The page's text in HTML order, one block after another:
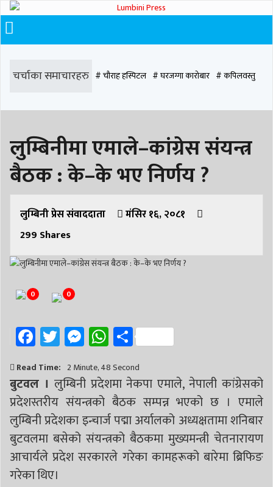
चर्चाका समाचारहरु # चौराह हस्पिटल # घरजग्गा कारोबार # कपिलवस्तु
# मृत्यु # सडक दुर्घटना # आधुनिक समाज डेन्टल # लुम्बिनी # वर्षा # समृद्धि
# समृद्धि एकेडेमी # काङ्ग्रेस # नेपाली कांग्रेस # बुटवल # राजधानी
# रुपन्देही # रुपन्देही २ # नेकपा # रुपन्देही १ # चुन्न पौडेल
# सिद्धबाबा # बुटवल उपमहानगरपालिका # बुटवल उपमहान
# निर्वाचन # पाल्पा
लुम्बिनीमा एमाले–कांग्रेस संयन्त्र
बैठक : के–के भए निर्णय ?
लुम्बिनी प्रेस संवाददाता
मंसिर १६, २०८१
299 Shares
0 0
Facebook
Twitter
Messenger
WhatsApp
Share
Read Time: 2 Minute, 48 Second
बुटवल । लुम्बिनी प्रदेशमा नेकपा एमाले, नेपाली कांग्रेसको
प्रदेशस्तरीय संयन्त्रको बैठक सम्पन्न भएको छ । एमाले
लुम्बिनी प्रदेशका इन्चार्ज पद्मा अर्यालको अध्यक्षतामा शनिबार
बुटवलमा बसेको संयन्त्रको बैठकमा मुख्यमन्त्री चेतनारायण
आचार्यले प्रदेश सरकारले गरेका कामहरूको बारेमा ब्रिफिङ
गरेका थिए।